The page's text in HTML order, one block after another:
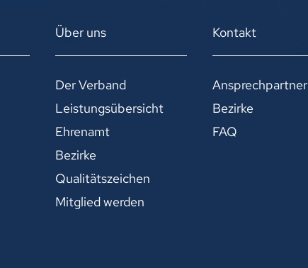
Über uns
Der Verband
Leistungsübersicht
Ehrenamt
Bezirke
Qualitätszeichen
Mitglied werden
Kontakt
Ansprechpartner
Bezirke
FAQ